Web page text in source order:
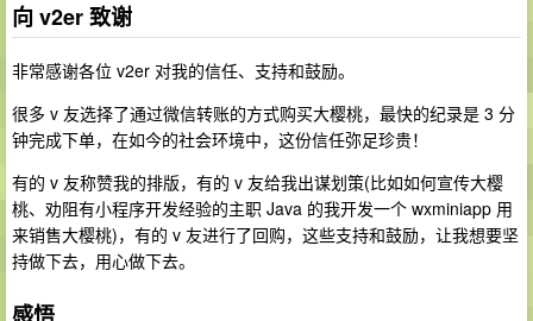
向 v2er 致谢
非常感谢各位 v2er 对我的信任、支持和鼓励。
很多 v 友选择了通过微信转账的方式购买大樱桃，最快的纪录是 3 分
钟完成下单，在如今的社会环境中，这份信任弥足珍贵！
有的 v 友称赞我的排版，有的 v 友给我出谋划策(比如如何宣传大樱
桃、劝阻有小程序开发经验的主职 Java 的我开发一个 wxminiapp 用
来销售大樱桃)，有的 v 友进行了回购，这些支持和鼓励，让我想要坚
持做下去，用心做下去。
感悟